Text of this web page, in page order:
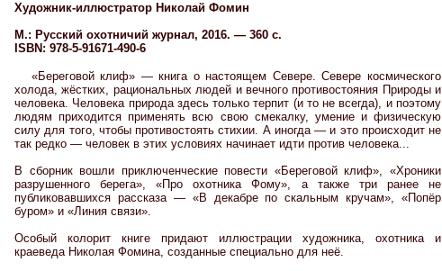
Художник-иллюстратор Николай Фомин
М.: Русский охотничий журнал, 2016. — 360 с.
ISBN: 978-5-91671-490-6
«Береговой клиф» — книга о настоящем Севере. Севере космического
холода, жёстких, рациональных людей и вечного противостояния Природы и
человека. Человека природа здесь только терпит (и то не всегда), и поэтому
людям приходится применять всю свою смекалку, умение и физическую
силу для того, чтобы противостоять стихии. А иногда — и это происходит не
так редко — человек в этих условиях начинает идти против человека...
В сборник вошли приключенческие повести «Береговой клиф», «Хроники
разрушенного берега», «Про охотника Фому», а также три ранее не
публиковавшихся рассказа — «В декабре по скальным кручам», «Попёр
буром» и «Линия связи».
Особый колорит книге придают иллюстрации художника, охотника и
краеведа Николая Фомина, созданные специально для неё.